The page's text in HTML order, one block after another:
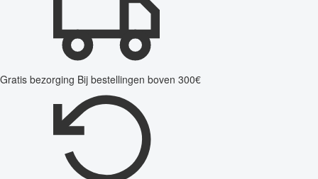
Gratis bezorging Bij bestellingen boven 300€